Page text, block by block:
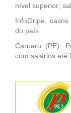
nível superior;
InfoGripe:
do país
Caruaru (PE):
com salários até